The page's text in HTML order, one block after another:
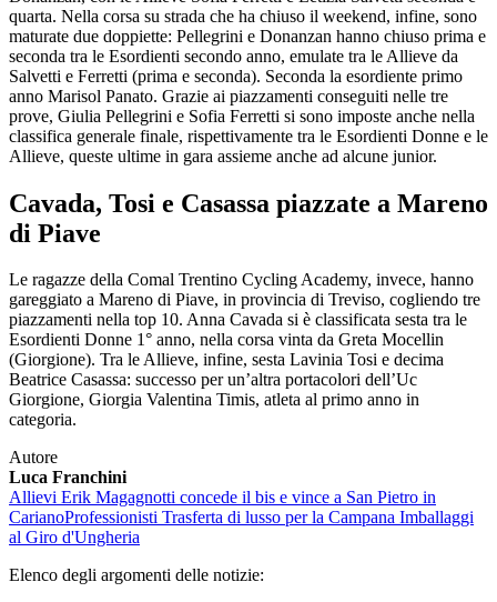
quarta. Nella corsa su strada che ha chiuso il weekend, infine, sono
maturate due doppiette: Pellegrini e Donanzan hanno chiuso prima e
seconda tra le Esordienti secondo anno, emulate tra le Allieve da
Salvetti e Ferretti (prima e seconda). Seconda la esordiente primo
anno Marisol Panato. Grazie ai piazzamenti conseguiti nelle tre
prove, Giulia Pellegrini e Sofia Ferretti si sono imposte anche nella
classifica generale finale, rispettivamente tra le Esordienti Donne e le
Allieve, queste ultime in gara assieme anche ad alcune junior.
Cavada, Tosi e Casassa piazzate a Mareno
di Piave
Le ragazze della Comal Trentino Cycling Academy, invece, hanno
gareggiato a Mareno di Piave, in provincia di Treviso, cogliendo tre
piazzamenti nella top 10. Anna Cavada si è classificata sesta tra le
Esordienti Donne 1° anno, nella corsa vinta da Greta Mocellin
(Giorgione). Tra le Allieve, infine, sesta Lavinia Tosi e decima
Beatrice Casassa: successo per un’altra portacolori dell’Uc
Giorgione, Giorgia Valentina Timis, atleta al primo anno in
categoria.
Autore
Luca Franchini
Allievi Erik Magagnotti concede il bis e vince a San Pietro in
CarianoProfessionisti Trasferta di lusso per la Campana Imballaggi
al Giro d'Ungheria
Elenco degli argomenti delle notizie: